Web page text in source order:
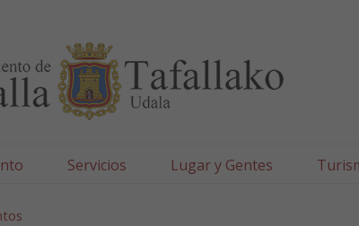
Servicios Lugar y Gentes